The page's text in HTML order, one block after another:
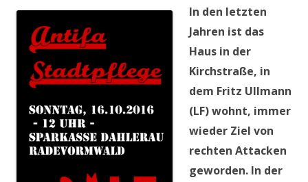
In den letzten
Jahren ist das
Haus in der
Kirchstraße, in
dem Fritz Ullmann
(LF) wohnt, immer
wieder Ziel von
rechten Attacken
geworden. In der